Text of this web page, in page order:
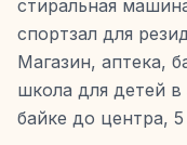
стиральная
спортзал для
Магазин, аптека,
школа для детей
байке до центра,